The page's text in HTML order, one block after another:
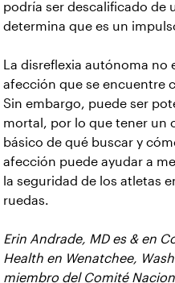
podría ser descalificado de
determina que es un
La disreflexia autónoma no
afección que se encuentre
Sin embargo, puede ser
mortal, por lo que tener un
básico de qué buscar y
afección puede ayudar a
la seguridad de los atletas
ruedas.
Erin Andrade, MD es & en
Health en Wenatchee,
miembro del Comité